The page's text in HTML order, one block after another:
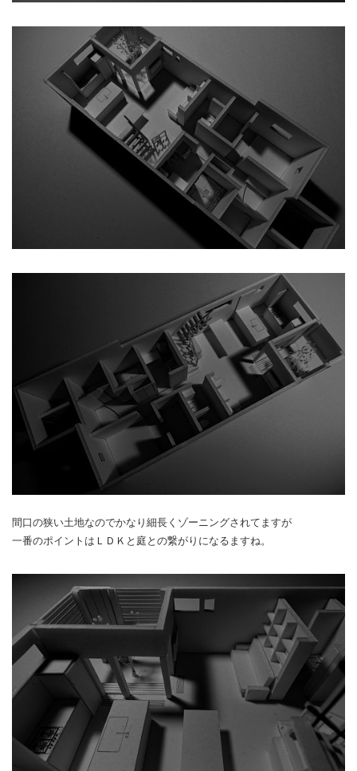
間口の狭い土地なのでかなり細長くゾーニングされてますが
一番のポイントはＬＤＫと庭との繋がりになるますね。